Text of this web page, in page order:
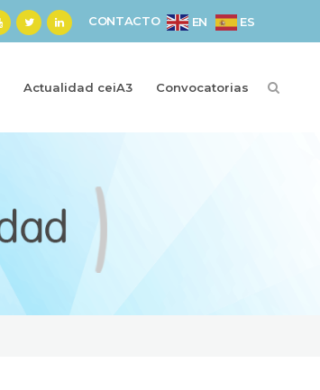
CONTACTO EN ES
Actualidad ceiA3 Convocatorias